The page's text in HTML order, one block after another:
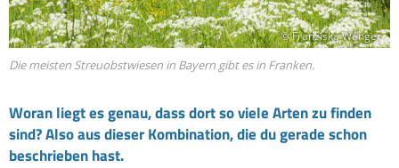
© Franziska Wenger
Die meisten Streuobstwiesen in Bayern gibt es in Franken.
Woran liegt es genau, dass dort so viele Arten zu finden
sind? Also aus dieser Kombination, die du gerade schon
beschrieben hast.